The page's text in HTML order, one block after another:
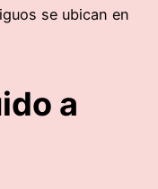
se ubican en
a